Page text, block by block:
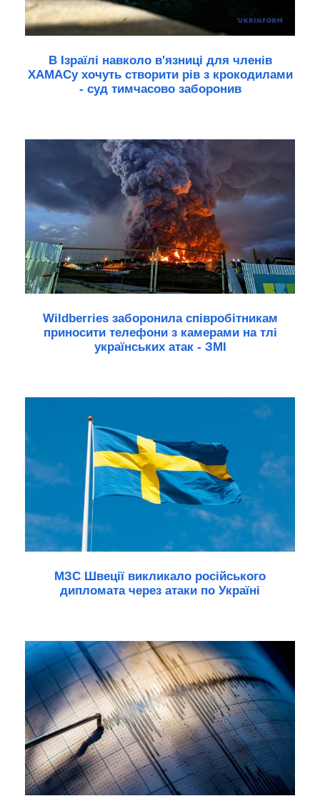
В Ізраїлі навколо в'язниці для членів
ХАМАСу хочуть створити рів з крокодилами
- суд тимчасово заборонив
Wildberries заборонила співробітникам
приносити телефони з камерами на тлі
українських атак - ЗМІ
МЗС Швеції викликало російського
дипломата через атаки по Україні